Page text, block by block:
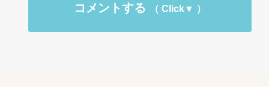
コメントする